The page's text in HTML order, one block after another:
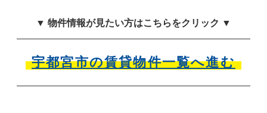
▼ 物件情報が見たい方はこちらをクリック ▼
宇都宮市の賃貸物件一覧へ進む